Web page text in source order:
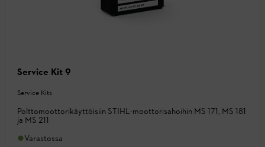
Service Kit 9
Service Kits
Polttomoottorikäyttöisiin STIHL-moottorisahoihin MS 171, MS 181
ja MS 211
Varastossa